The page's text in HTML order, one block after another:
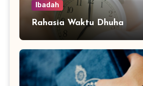
Ibadah
Rahasia Waktu Dhuha